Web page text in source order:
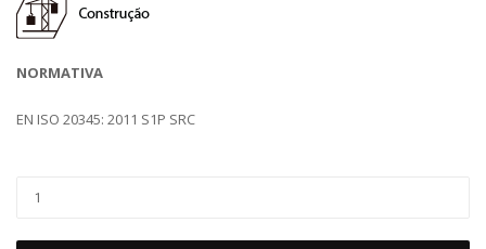
NORMATIVA
EN ISO 20345: 2011 S1P SRC